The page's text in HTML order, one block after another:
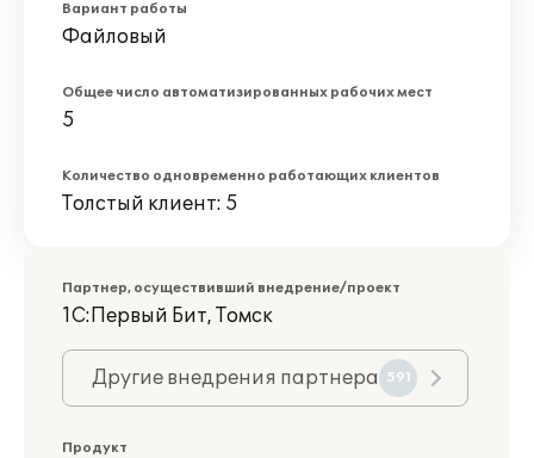
Вариант работы
Файловый
Общее число автоматизированных рабочих мест
5
Количество одновременно работающих клиентов
Толстый клиент: 5
Партнер, осуществивший внедрение/проект
1С:Первый Бит, Томск
Другие внедрения партнера 591
Продукт